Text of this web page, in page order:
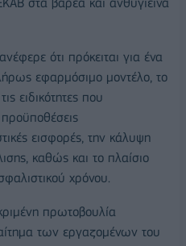
στα βαρέα και ανθυγιεινά
ότι πρόκειται για ένα
εφαρμόσιμο μοντέλο, το
ειδικότητες που
εισφορές, την κάλυψη
καθώς και το πλαίσιο
χρόνου.
πρωτοβουλία
αίτημα των εργαζομένων του